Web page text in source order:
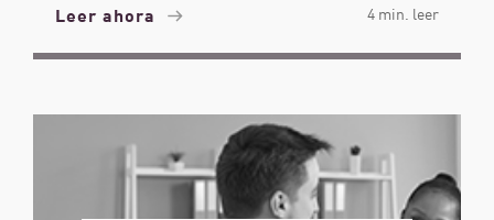
Leer ahora 4 min. leer